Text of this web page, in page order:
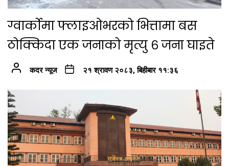
ग्वार्कोमा फ्लाइओभरको भित्तामा बस
ठोक्किदा एक जनाको मृत्यु ६ जना घाइते
कदर न्यूज २१ श्रावण २०८३, बिहीबार ११:३६